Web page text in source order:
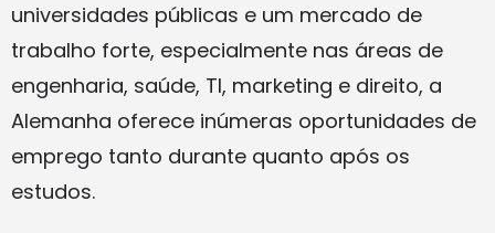
universidades públicas e um mercado de
trabalho forte, especialmente nas áreas de
engenharia, saúde, TI, marketing e direito, a
Alemanha oferece inúmeras oportunidades de
emprego tanto durante quanto após os
estudos.